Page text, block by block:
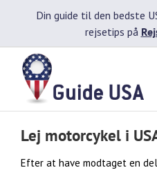
Din guide til den bedste
rejsetips på
Lej motorcykel i
Efter at have modtaget en